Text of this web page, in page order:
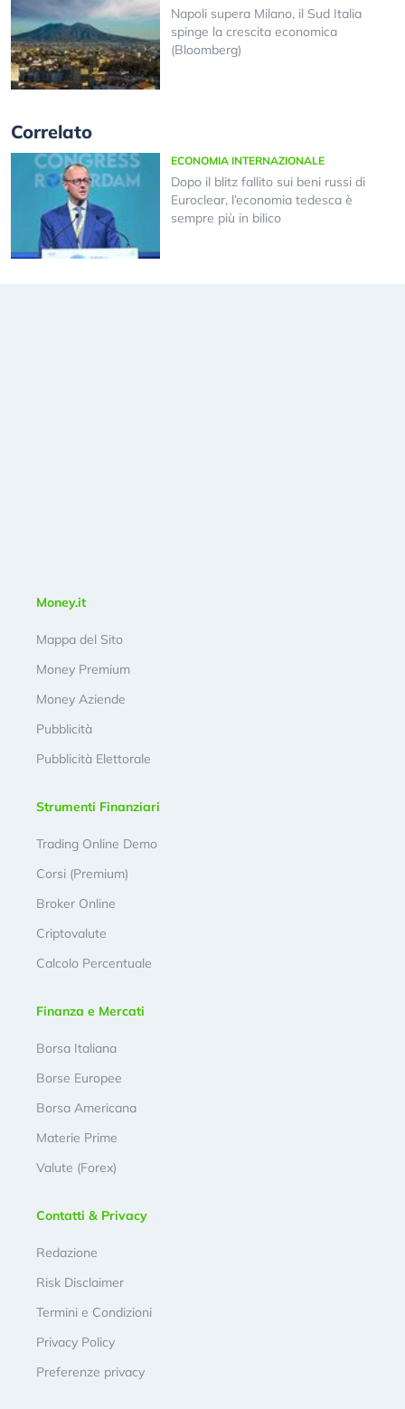
Napoli supera Milano, il Sud Italia
spinge la crescita economica
(Bloomberg)
Correlato
ECONOMIA INTERNAZIONALE
Dopo il blitz fallito sui beni russi di
Euroclear, l’economia tedesca è
sempre più in bilico
Money.it
Mappa del Sito
Money Premium
Money Aziende
Pubblicità
Pubblicità Elettorale
Strumenti Finanziari
Trading Online Demo
Corsi (Premium)
Broker Online
Criptovalute
Calcolo Percentuale
Finanza e Mercati
Borsa Italiana
Borse Europee
Borsa Americana
Materie Prime
Valute (Forex)
Contatti & Privacy
Redazione
Risk Disclaimer
Termini e Condizioni
Privacy Policy
Preferenze privacy